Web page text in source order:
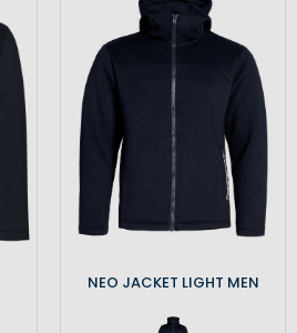
NEO JACKET LIGHT MEN